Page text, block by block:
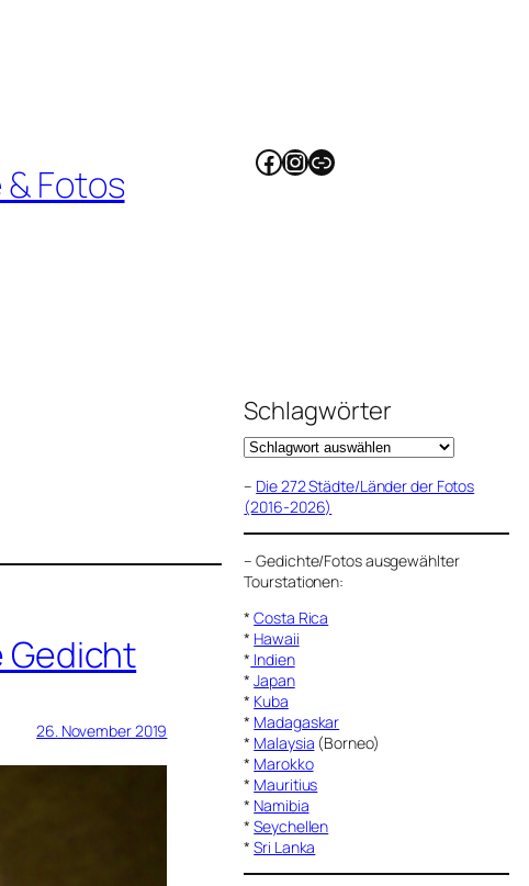
Fotos Facebook
Instagram
Link
26. November 2019
Schlagwörter
– Die 272 Städte/Länder der Fotos
(2016-2026)
–Gedichte/Fotos ausgewählter
Tourstationen:
*Costa Rica
* Hawaii
* Indien
*Japan
* Kuba
* Madagaskar
* Malaysia (Borneo)
* Marokko
* Mauritius
* Namibia
*Seychellen
*Sri Lanka